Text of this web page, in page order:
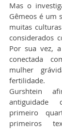
Mas o
Gêmeos é um
muitas
considerados
Por sua vez,
conectada
mulher
fertilidade.
Gurshtein
antiguidade
primeiro
primeiros